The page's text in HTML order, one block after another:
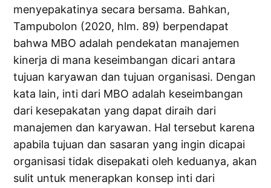
menyepakatinya secara bersama. Bahkan,
Tampubolon (2020, hlm. 89) berpendapat
bahwa MBO adalah pendekatan manajemen
kinerja di mana keseimbangan dicari antara
tujuan karyawan dan tujuan organisasi. Dengan
kata lain, inti dari MBO adalah keseimbangan
dari kesepakatan yang dapat diraih dari
manajemen dan karyawan. Hal tersebut karena
apabila tujuan dan sasaran yang ingin dicapai
organisasi tidak disepakati oleh keduanya, akan
sulit untuk menerapkan konsep inti dari